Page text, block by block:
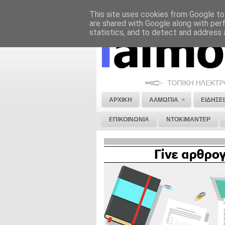
ΝΟΜΙΚΗ ΣΗΜΕΙΩΣΗ ΔΙΑΦΗΜΙΣΗ
ΑΡΧΙΚΗ ΑΛΜΩΠΙΑ »
ΕΠΙΚΟΙΝΩΝΙΑ ΝΤΟΚΙΜΑΝΤΕΡ
This site uses cookies from Google
are shared with Google along with
statistics, and to detect and address